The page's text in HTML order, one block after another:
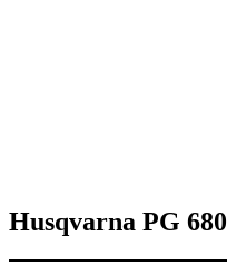
Husqvarna PG 680